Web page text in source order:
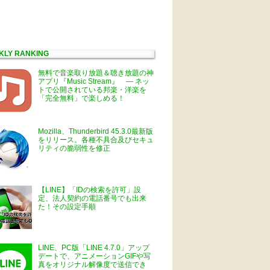
RANKING
無料で音楽取り放題＆聴き放題の神
アプリ『Music Stream』 ― ネッ
トで公開されている邦楽・洋楽を
「完全無料」で楽しめる！
Mozilla、Thunderbird 45.3.0最新版
をリリース。各種不具合及びセキュ
リティの脆弱性を修正
【LINE】「IDの検索を許可」設
定、法人契約の電話番号でも出来
た！その設定手順
LINE、PC版「LINE 4.7.0」アップ
デートで、アニメーションGIFや写
真をオリジナル解像度で送信でき